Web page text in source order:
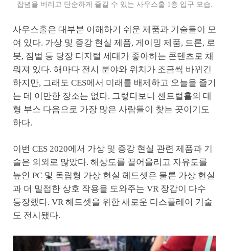
잡념을 버리고 단순하게 즐길 수 있는 사우스홀 1층 입구 모습.
사우스홀은 대부분 이해하기 쉬운 제품과 기술들이 모
여 있다. 가상 및 증강 현실 제품, 게이밍 제품, 드론, 로
봇, 짐벌 등 당장 디지털 세대가 좋아하는 콘텐츠로 채
워져 있다. 해마다 전시 분야와 위치가 조금씩 바뀌긴
하지만, 그래도 CES에서 미래를 배제하고 오늘을 즐기
는 데 이만한 장소는 없다. 그렇다보니 센트럴홀의 대
형 부스 다음으로 가장 많은 사람들이 찾는 곳이기도
하다.
이번 CES 2020에서 가상 및 증강 현실 관련 제품과 기
술은 의외로 많았다. 해상도를 끌어올리고 자유도를
높인 PC 및 독립형 가상 현실 헤드셋은 물론 가상 현실
과 더 밀접한 상호 작용을 도와주는 VR 장갑이 다수
등장했다. VR 헤드셋을 위한 새로운 디스플레이 기술
도 전시됐다.